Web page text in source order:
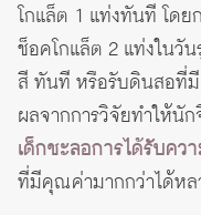
โกแล็ต 1 แท่งทันที โด
ช็อคโกแล็ต 2 แท่งในวั
สี ทันที หรือรับดินสอที่มี
ผลจากการวิจัยทำให้นั
เด็กชะลอการได้รับคว
ที่มีคุณค่ามากกว่าได้ห